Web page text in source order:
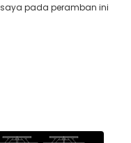
pada peramban ini